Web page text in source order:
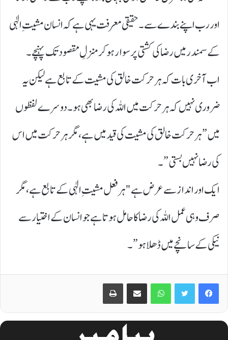
اور رب اپنے بندے سے۔ حقیقی معرفت یہی ہے کہ انسان مشیتِ الٰہی
کے سمندر میں رضا کی کشتی پر سوار ہو کر منزلِ مقصود تک پہنچے۔
اب آخری بات کہ ہر حرکت خالق کی مشیت کے تابع ہے لیکن یہ
ضروری نہیں کہ ہر حرکت میں اللہ کی رضا بھی ہو۔ دوسرے لفظوں
میں”ہر حرکت خالق کی مشیت کی قید میں ہے، مگر ہر حرکت میں اس
کی رضا نہیں بستی”۔
ایک اور انداز سے عرض ہے "ہر فعل مشیتِ الٰہی کے تابع ہے، مگر
صرف وہی عمل اللہ کی رضا کا حامل ہوتا ہے جو انسان کے اختیار سے
نیکی کے سانچے میں ڈھلا ہو”۔
Facebook
Twitter
WhatsApp
Share via Email
Print